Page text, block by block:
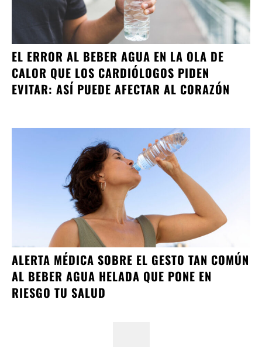
EL ERROR AL BEBER AGUA EN LA OLA DE
CALOR QUE LOS CARDIÓLOGOS PIDEN
EVITAR: ASÍ PUEDE AFECTAR AL CORAZÓN
ALERTA MÉDICA SOBRE EL GESTO TAN COMÚN
AL BEBER AGUA HELADA QUE PONE EN
RIESGO TU SALUD